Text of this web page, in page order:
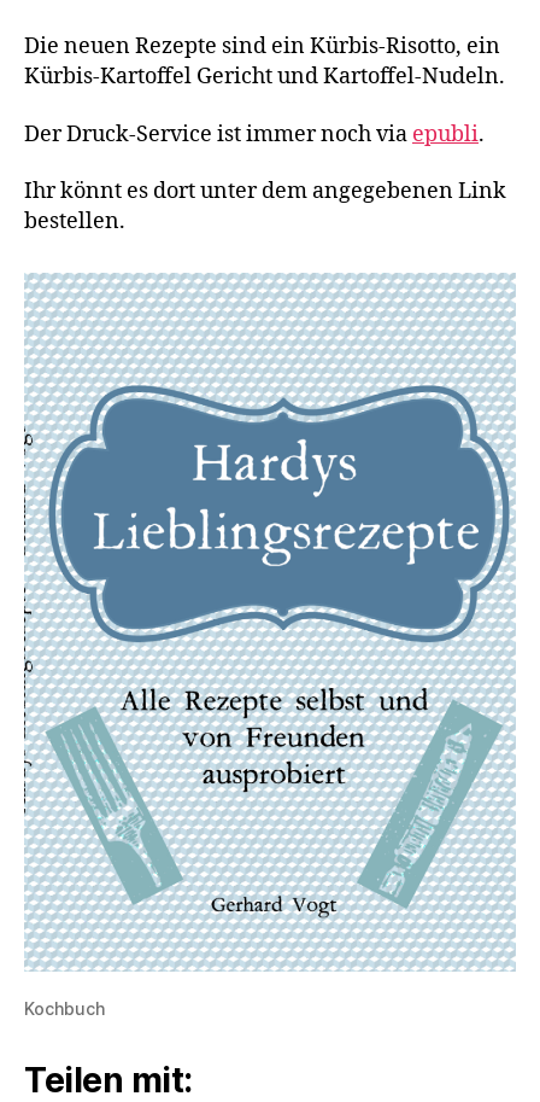
Die neuen Rezepte sind ein Kürbis-Risotto, ein
Kürbis-Kartoffel Gericht und Kartoffel-Nudeln.
Der Druck-Service ist immer noch via epubli.
Ihr könnt es dort unter dem angegebenen Link
bestellen.
Kochbuch
Teilen mit: